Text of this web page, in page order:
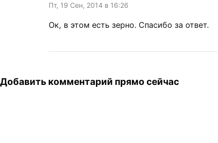
Пт, 19 Сен, 2014 в 16:26
Ок, в этом есть зерно. Спасибо за ответ.
Добавить комментарий прямо сейчас